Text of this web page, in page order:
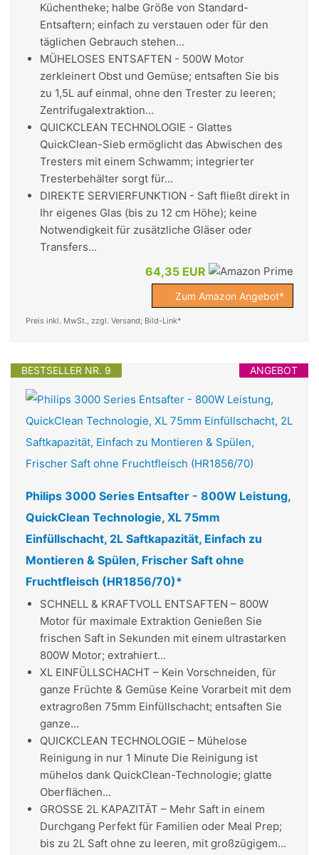
Küchentheke; halbe Größe von Standard-
Entsaftern; einfach zu verstauen oder für den
täglichen Gebrauch stehen...
MÜHELOSES ENTSAFTEN - 500W Motor
zerkleinert Obst und Gemüse; entsaften Sie bis
zu 1,5L auf einmal, ohne den Trester zu leeren;
Zentrifugalextraktion...
QUICKCLEAN TECHNOLOGIE - Glattes
QuickClean-Sieb ermöglicht das Abwischen des
Tresters mit einem Schwamm; integrierter
Tresterbehälter sorgt für...
DIREKTE SERVIERFUNKTION - Saft fließt direkt in
Ihr eigenes Glas (bis zu 12 cm Höhe); keine
Notwendigkeit für zusätzliche Gläser oder
Transfers...
64,35 EUR
Zum Amazon Angebot*
Preis inkl. MwSt., zzgl. Versand; Bild-Link*
ANGEBOT
BESTSELLER NR. 9
Philips 3000 Series Entsafter - 800W Leistung,
QuickClean Technologie, XL 75mm
Einfüllschacht, 2L Saftkapazität, Einfach zu
Montieren & Spülen, Frischer Saft ohne
Fruchtfleisch (HR1856/70)*
SCHNELL & KRAFTVOLL ENTSAFTEN – 800W
Motor für maximale Extraktion Genießen Sie
frischen Saft in Sekunden mit einem ultrastarken
800W Motor; extrahiert...
XL EINFÜLLSCHACHT – Kein Vorschneiden, für
ganze Früchte & Gemüse Keine Vorarbeit mit dem
extragroßen 75mm Einfüllschacht; entsaften Sie
ganze...
QUICKCLEAN TECHNOLOGIE – Mühelose
Reinigung in nur 1 Minute Die Reinigung ist
mühelos dank QuickClean-Technologie; glatte
Oberflächen...
GROSSE 2L KAPAZITÄT – Mehr Saft in einem
Durchgang Perfekt für Familien oder Meal Prep;
bis zu 2L Saft ohne zu leeren, mit großzügigem...